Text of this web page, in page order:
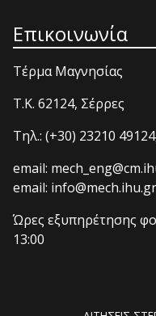
Επικοινωνία
Τέρμα Μαγνησίας
T.K. 62124, Σέρρες
Τηλ.: (+30) 23210
email:
email: info@mech.ihu.gr
Ώρες εξυπηρέτησης
13:00